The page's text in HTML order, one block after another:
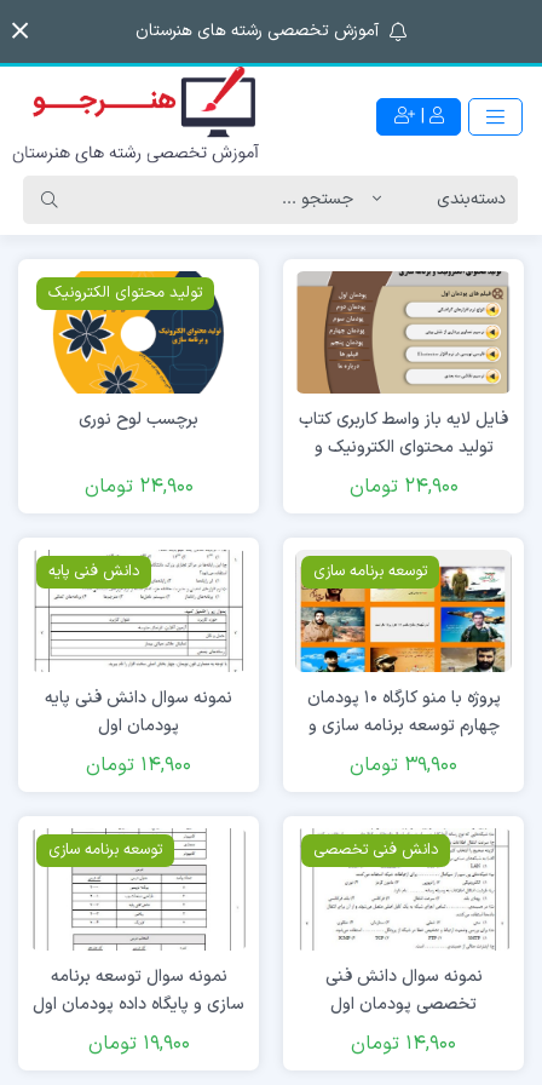
آموزش تخصصی رشته های هنرستان
|
فایل لایه باز واسط کاربری کتاب
تولید محتوای الکترونیک و
برنامه سازی
24,900 تومان
تولید محتوای الکترونیک
برچسب لوح نوری
24,900 تومان
توسعه برنامه سازی
پروژه با منو کارگاه ۱۰ پودمان
چهارم توسعه برنامه سازی و
پایگاه داده
39,900 تومان
دانش فنی پایه
نمونه سوال دانش فنی پایه
پودمان اول
14,900 تومان
دانش فنی تخصصی
نمونه سوال دانش فنی
تخصصی پودمان اول
14,900 تومان
توسعه برنامه سازی
نمونه سوال توسعه برنامه
سازی و پایگاه داده پودمان اول
19,900 تومان